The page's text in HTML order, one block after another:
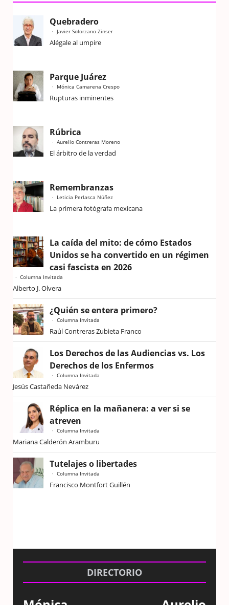
Quebradero
Javier Solorzano Zinser
Alégale al umpire
Parque Juárez
Mónica Camarena Crespo
Rupturas inminentes
Rúbrica
Aurelio Contreras Moreno
El árbitro de la verdad
Remembranzas
Leticia Perlasca Núñez
La primera fotógrafa mexicana
La caída del mito: de cómo Estados
Unidos se ha convertido en un régimen
casi fascista en 2026
Columna Invitada
Alberto J. Olvera
¿Quién se entera primero?
Columna Invitada
Raúl Contreras Zubieta Franco
Los Derechos de las Audiencias vs. Los
Derechos de los Enfermos
Columna Invitada
Jesús Castañeda Nevárez
Réplica en la mañanera: a ver si se
atreven
Columna Invitada
Mariana Calderón Aramburu
Tutelajes o libertades
Columna Invitada
Francisco Montfort Guillén
DIRECTORIO